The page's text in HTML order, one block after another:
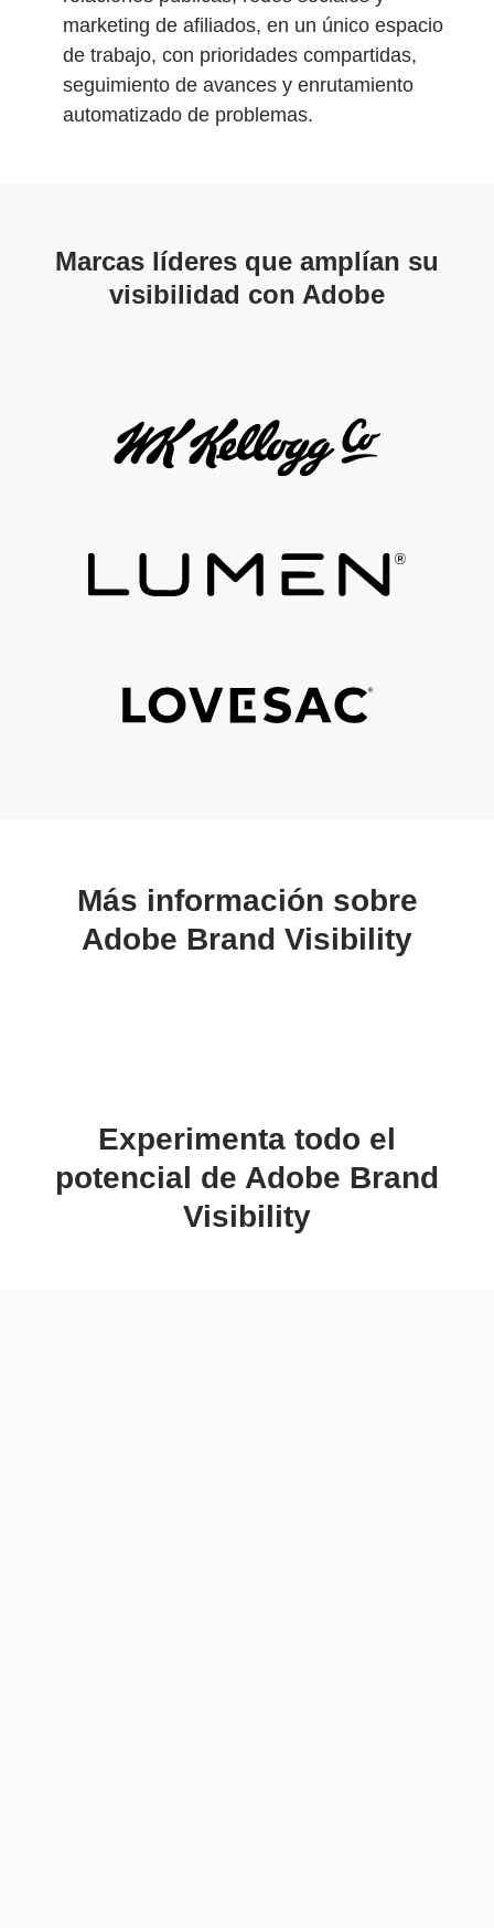
marketing de afiliados, en un único espacio
de trabajo, con prioridades compartidas,
seguimiento de avances y enrutamiento
automatizado de problemas.
Marcas líderes que amplían su
visibilidad con Adobe
Más información sobre
Adobe Brand Visibility
Experimenta todo el
potencial de Adobe Brand
Visibility